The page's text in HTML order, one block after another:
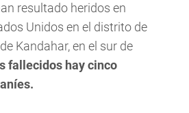
resultado heridos en
Unidos en el distrito de
Kandahar, en el sur de
fallecidos hay cinco